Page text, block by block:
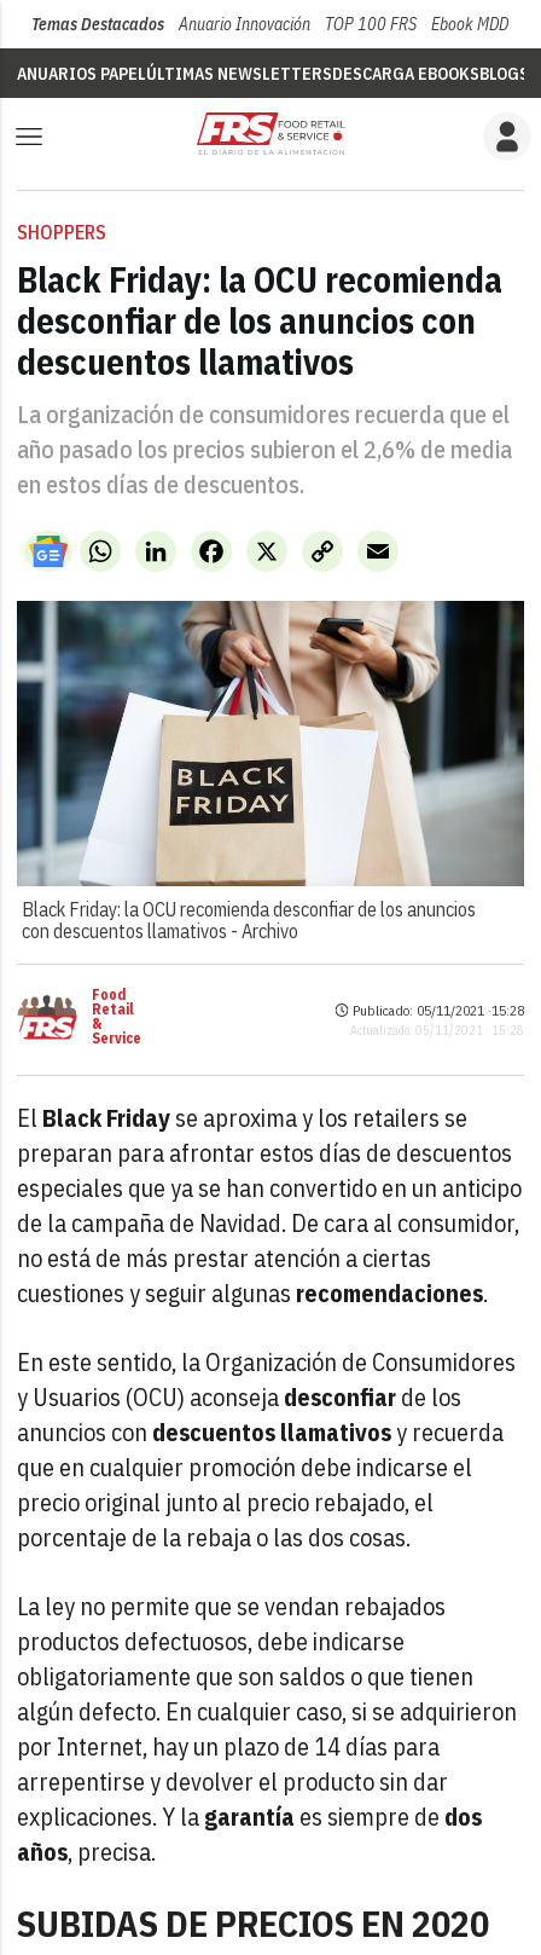
Temas Destacados Anuario Innovación TOP 100 FRS Ebook MDD
ANUARIOS PAPELÚLTIMAS NEWSLETTERSDESCARGA EBOOKSBLOGS
SHOPPERS
Black Friday: la OCU recomienda
desconfiar de los anuncios con
descuentos llamativos
La organización de consumidores recuerda que el
año pasado los precios subieron el 2,6% de media
en estos días de descuentos.
WhatsAppLinkedIn X
Facebook
Copy
Link
Email
Black Friday: la OCU recomienda desconfiar de los anuncios
con descuentos llamativos -Archivo
Food
Retail
&
Service
Publicado: 05/11/2021 ·15:28
Actualizado: 05/11/2021 · 15:28
El Black Fridayse aproxima y los retailers se
preparan para afrontar estos días de descuentos
especiales que ya se han convertido en un anticipo
de la campaña de Navidad. De cara al consumidor,
no está de más prestar atención a ciertas
cuestiones y seguir algunas recomendaciones.
En este sentido, la Organización de Consumidores
y Usuarios (OCU) aconsejadesconfiarde los
anuncios con descuentos llamativosy recuerda
que en cualquier promoción debe indicarse el
precio original junto al precio rebajado, el
porcentaje de la rebaja o las dos cosas.
La ley no permite que se vendan rebajados
productos defectuosos, debe indicarse
obligatoriamente que son saldos o que tienen
algún defecto. En cualquier caso, si se adquirieron
por Internet, hay un plazo de 14 días para
arrepentirse y devolver el producto sin dar
explicaciones. Y lagarantía es siempre de dos
años, precisa.
SUBIDAS DE PRECIOS EN 2020